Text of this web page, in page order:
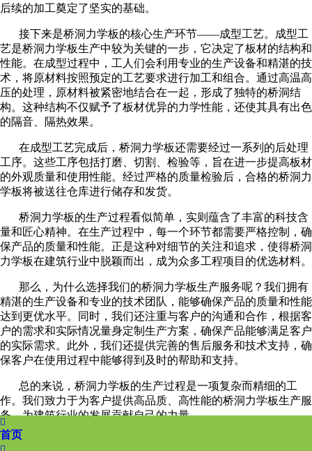
后续的加工奠定了坚实的基础。
接下来是桥洞力学板的核心生产环节——成型工艺。成型工
艺是桥洞力学板生产中较为关键的一步，它决定了板材的结构和
性能。在成型过程中，工人们会利用专业的生产设备和精湛的技
术，将原材料按照预定的工艺要求进行加工和组合。通过高温高
压的处理，原材料被紧密地结合在一起，形成了独特的桥洞结
构。这种结构不仅赋予了板材优异的力学性能，还使其具有出色
的隔音、隔热效果。
在成型工艺完成后，桥洞力学板还需要经过一系列的后处理
工序。这些工序包括打磨、切割、检验等，旨在进一步提高板材
的外观质量和使用性能。经过严格的质量检验后，合格的桥洞力
学板将被送往仓库进行储存和发货。
桥洞力学板的生产过程看似简单，实则蕴含了丰富的科技含
量和匠心精神。在生产过程中，每一个环节都需要严格控制，确
保产品的质量和性能。正是这种对细节的关注和追求，使得桥洞
力学板在建筑行业中脱颖而出，成为众多工程项目的优选材料。
那么，为什么选择我们的桥洞力学板生产服务呢？我们拥有
精湛的生产设备和专业的技术团队，能够确保产品的质量和性能
达到更优水平。同时，我们还注重与客户的沟通和合作，根据客
户的需求和实际情况量身定制生产方案，确保产品能够满足客户
的实际需求。此外，我们还提供完善的售后服务和技术支持，确
保客户在使用过程中能够得到及时的帮助和支持。
总的来说，桥洞力学板的生产过程是一项复杂而精细的工
作。我们致力于为客户提供高品质、高性能的桥洞力学板生产服
务，为建筑行业的发展贡献自己的力量。
上一篇：

首页